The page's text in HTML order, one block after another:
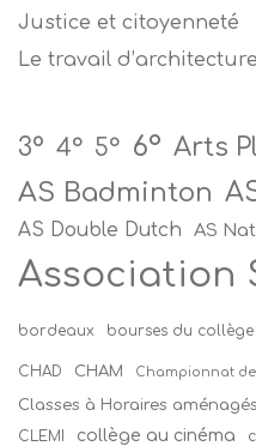
Justice et citoyenneté
Le travail
3° 4° 5° 6° Arts
AS Badminton
AS Double Dutch AS
Association
bordeaux bourses du collège
CHAD CHAM Championnat de
Classes à Horaires aménagés
CLEMI collège au cinéma